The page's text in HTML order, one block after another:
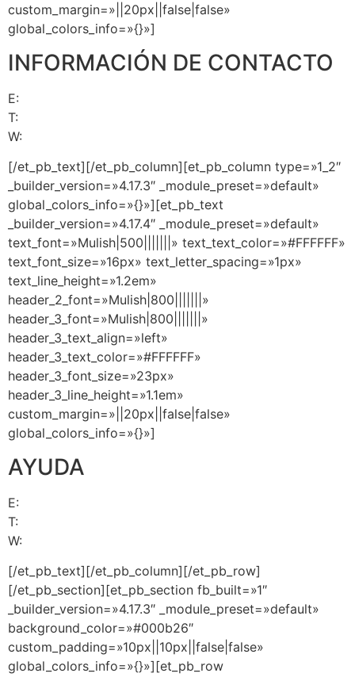
custom_margin=»||20px||false|false»
global_colors_info=»{}»]
INFORMACIÓN DE CONTACTO
E:
T:
W:
[/et_pb_text][/et_pb_column][et_pb_column type=»1_2″
_builder_version=»4.17.3″ _module_preset=»default»
global_colors_info=»{}»][et_pb_text
_builder_version=»4.17.4″ _module_preset=»default»
text_font=»Mulish|500|||||||» text_text_color=»#FFFFFF»
text_font_size=»16px» text_letter_spacing=»1px»
text_line_height=»1.2em»
header_2_font=»Mulish|800|||||||»
header_3_font=»Mulish|800|||||||»
header_3_text_align=»left»
header_3_text_color=»#FFFFFF»
header_3_font_size=»23px»
header_3_line_height=»1.1em»
custom_margin=»||20px||false|false»
global_colors_info=»{}»]
AYUDA
E:
T:
W:
[/et_pb_text][/et_pb_column][/et_pb_row]
[/et_pb_section][et_pb_section fb_built=»1″
_builder_version=»4.17.3″ _module_preset=»default»
background_color=»#000b26″
custom_padding=»10px||10px||false|false»
global_colors_info=»{}»][et_pb_row